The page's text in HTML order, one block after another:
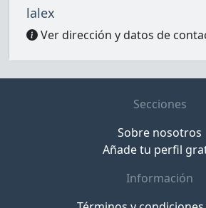
lalex
Ver dirección y datos de
Secciones
Sobre nosotros
Añade tu perfil
Información